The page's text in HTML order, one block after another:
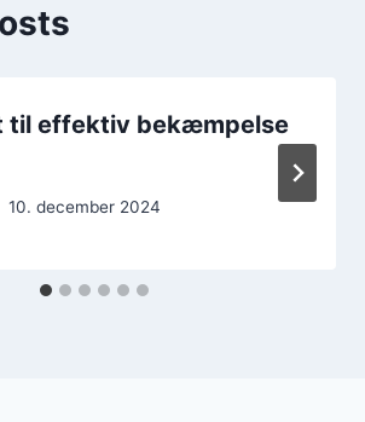
til effektiv bekæmpelse
10. december 2024